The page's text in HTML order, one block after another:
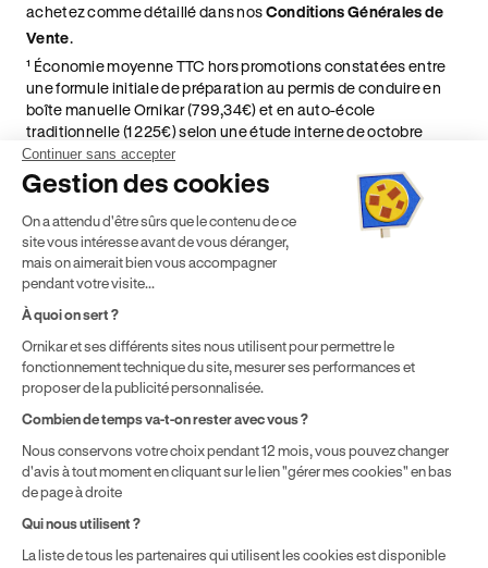
achetez comme détaillé dans nosConditions Générales de
Vente.
¹ Économie moyenne TTC hors promotions constatées entre
une formule initiale de préparation au permis de conduire en
boîte manuelle Ornikar (799,34€) et en auto-école
traditionnelle (1 225€) selon une étude interne de octobre
2024. Étude menée sur le marché des auto-écoles situées en
France métropolitaine & en outre-mer.
² Le prix de référence auquel est appliqué cette réduction
dépend de la zone géographique dans laquelle vous souhaitez
effectuer vos heures de conduite conformément à l'Article 6
de nos Conditions Générales de Vente
⁵ Montant du financement CPF variable selon les droits acquis
par chaque bénéficiaire. Exemple donné pour un titulaire
solde disponible sur le Compte Personnel de Formation et du
prix de la formation choisie.
Continuer sans accepter
Gestion des cookies
On a attendu d'être sûrs que le contenu de ce
site vous intéresse avant de vous déranger,
mais on aimerait bien vous accompagner
pendant votre visite...
À quoi on sert ?
Ornikar et ses différents sites nous utilisent pour permettre le
fonctionnement technique du site, mesurer ses performances et
proposer de la publicité personnalisée.
Combien de temps va-t-on rester avec vous ?
Nous conservons votre choix pendant 12 mois, vous pouvez changer
d'avis à tout moment en cliquant sur le lien "gérer mes cookies" en bas
de page à droite
Qui nous utilisent ?
La liste de tous les partenaires qui utilisent les cookies est disponible